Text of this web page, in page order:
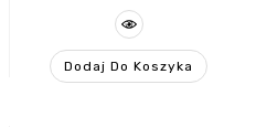
Dodaj Do Koszyka